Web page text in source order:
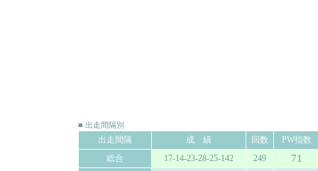
■ 出走間隔別
出走間隔 成 績 回数
PW指数
総合
17-14-23-28-25-142 249 71